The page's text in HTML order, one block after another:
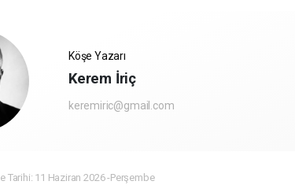
Köşe Yazarı
Kerem İriç
keremiric@gmail.com
Tarihi: 11 Haziran 2026 -Perşembe